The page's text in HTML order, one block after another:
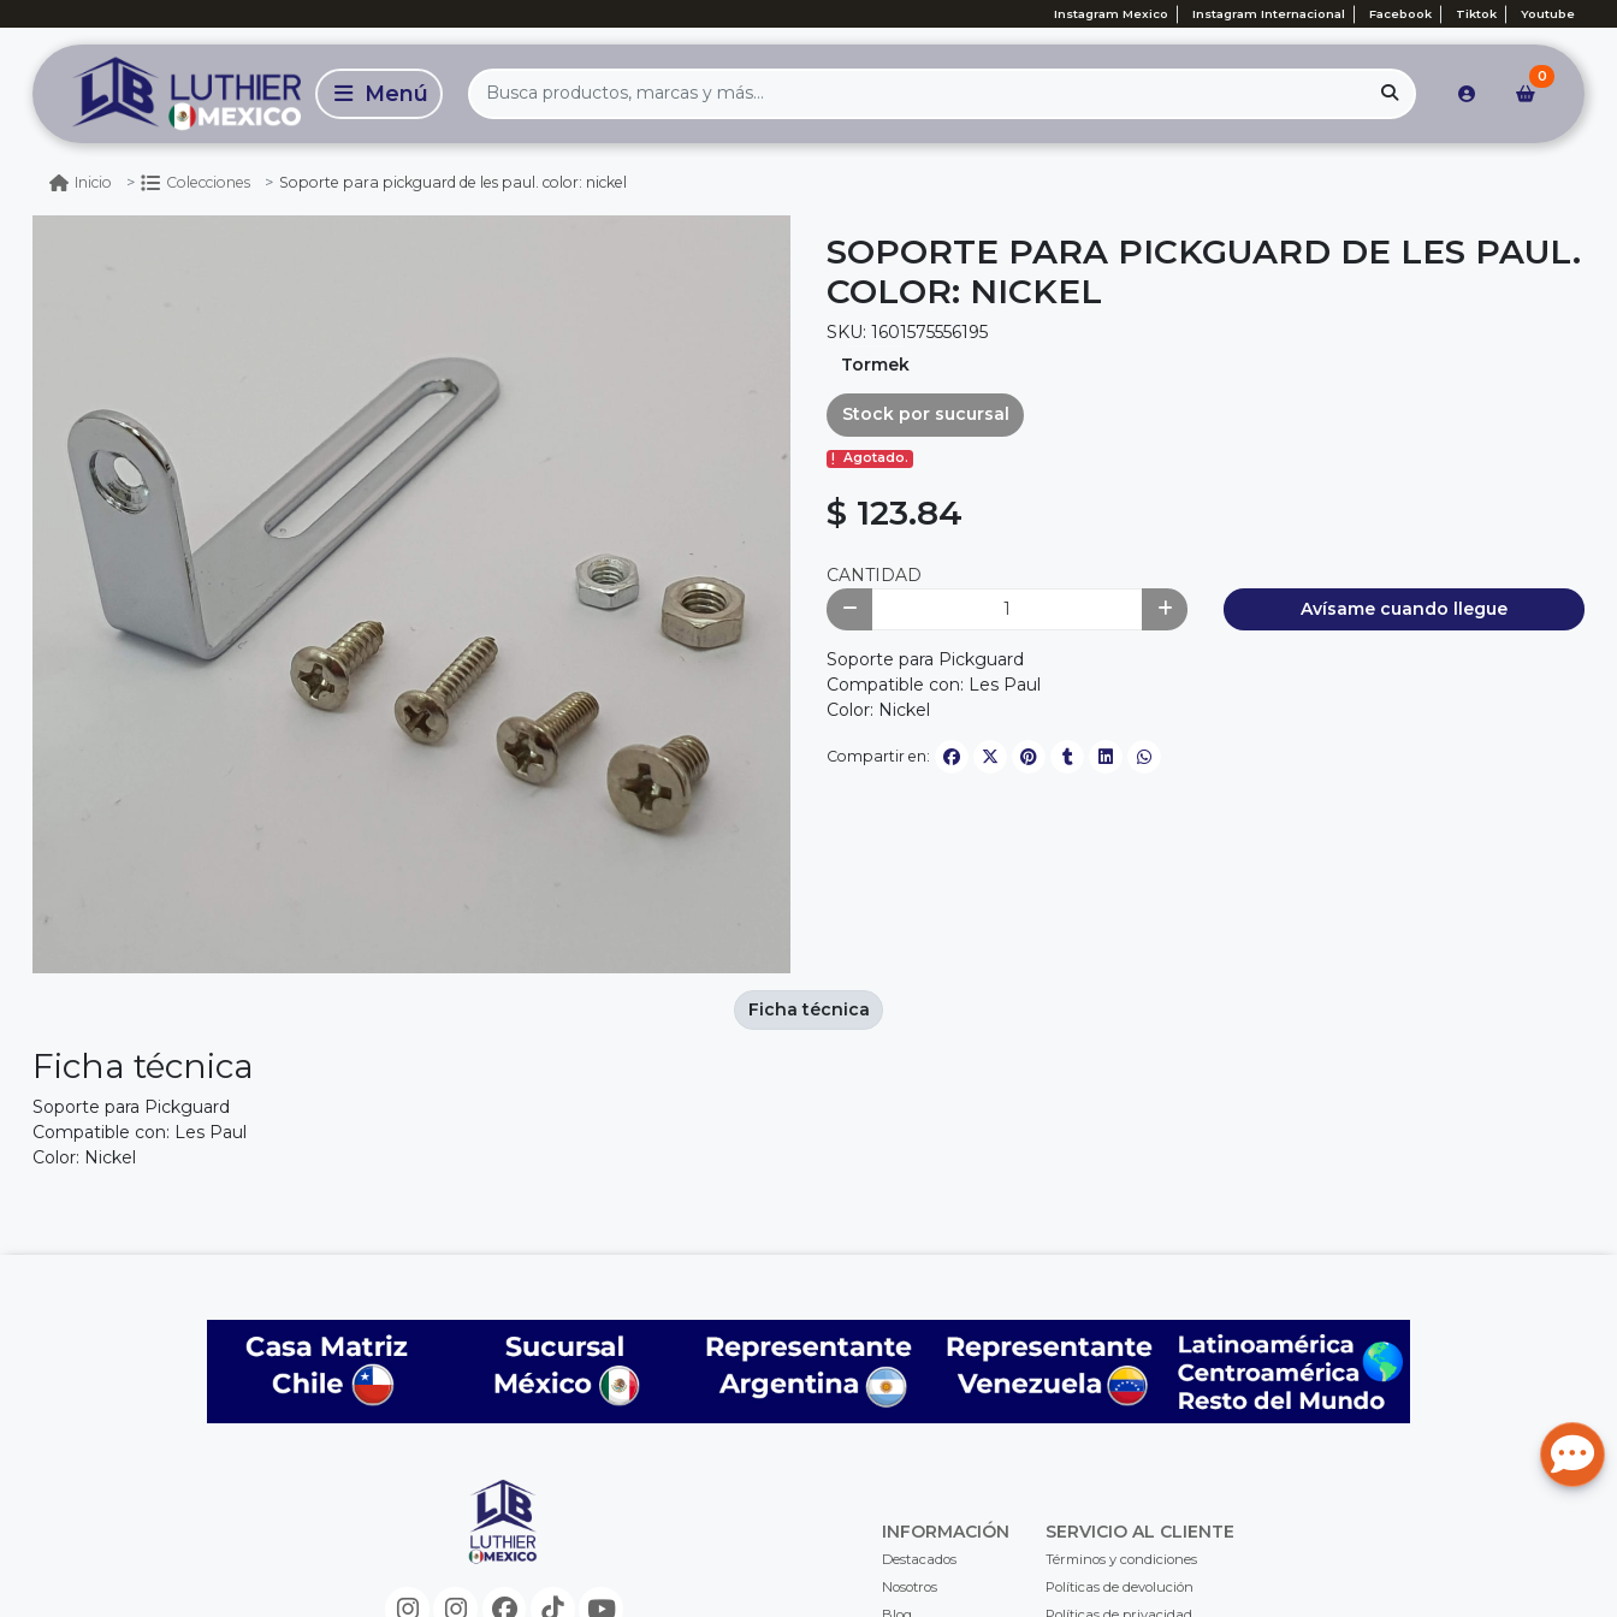
Instagram Mexico Instagram Internacional Facebook Tiktok Youtube
0
Inicio Colecciones Soporte para pickguard de les paul. color: nickel
SOPORTE PARA PICKGUARD DE LES PAUL.
COLOR: NICKEL
SKU: 1601575556195
Tormek
Stock por sucursal
Agotado.
$ 123.84
CANTIDAD
Avísame cuando llegue
Soporte para Pickguard
Compatible con: Les Paul
Color: Nickel
Compartir en:
Ficha técnica
Soporte para Pickguard
Compatible con: Les Paul
Color: Nickel
Ficha técnica
INFORMACIÓN
Destacados
Nosotros
SERVICIO AL CLIENTE
Términos y condiciones
Políticas de devolución